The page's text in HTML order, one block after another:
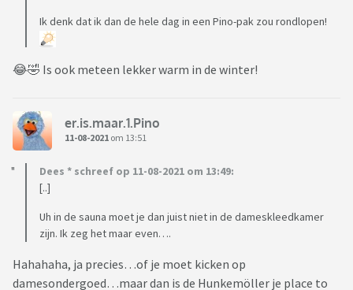
Ik denk dat ik dan de hele dag in een Pino-pak zou rondlopen!
😂🤣 Is ook meteen lekker warm in de winter!
er.is.maar.1.Pino
11-08-2021 om 13:51
Dees * schreef op 11-08-2021 om 13:49:
[..]
Uh in de sauna moet je dan juist niet in de dameskleedkamer
zijn. Ik zeg het maar even….
Hahahaha, ja precies…of je moet kicken op
damesondergoed…maar dan is de Hunkemöller je place to